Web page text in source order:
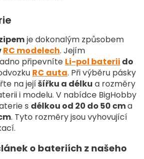
d
a
c
í
p
r
v
k
y
v
i
je dokonalým způsobem
RC modelech. Jejím
připevníte Li-pol baterii do
RC auta. Při výběru pásky
na jejíšířku a délku a rozměry
i modelu. V nabídce BigHobby
s délkou od 20 do 50 cma
. Tyto rozměry jsou vyhovující
o bateriích z našeho